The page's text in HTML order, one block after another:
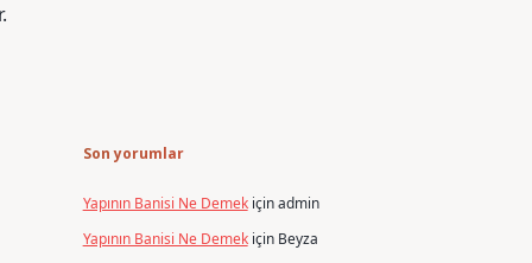
Son yorumlar
Yapının Banisi Ne Demekiçinadmin
Yapının Banisi Ne Demekiçin Beyza